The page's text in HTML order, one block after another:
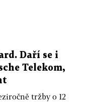
Daří se i
Telekom,
tržby o 12